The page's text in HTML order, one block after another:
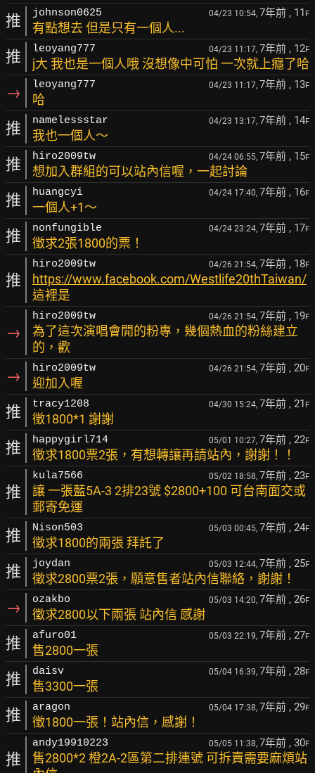
推 johnson0625 04/23 10:54, 7年前 , 11 F
有點想去 但是只有一個人...
推 leoyang777 04/23 11:17, 7年前 , 12F
j大 我也是一個人哦 沒想像中可怕 一次就上癮了哈
→ leoyang777 04/23 11:17, 7年前 , 13F
哈
推 namelessstar 04/23 13:17, 7年前 , 14F
我也一個人～
推 hiro2009tw 04/24 06:55, 7年前 , 15F
想加入群組的可以站內信喔，一起討論
推 huangcyi 04/24 17:40, 7年前 , 16F
一個人+1～
推 nonfungible 04/24 23:24, 7年前 , 17F
徵求2張1800的票！
推
hiro2009tw 04/26 21:54, 7年前 , 18F
https://www.facebook.com/Westlife20thTaiwan/
這裡是
→
hiro2009tw 04/26 21:54, 7年前 , 19F
為了這次演唱會開的粉專，幾個熱血的粉絲建立
的，歡
→ hiro2009tw 04/26 21:54, 7年前 , 20F
迎加入喔
推 tracy1208 04/30 15:24, 7年前 , 21 F
徵1800*1 謝謝
推 happygirl714 05/01 10:27, 7年前 , 22F
徵求1800票2張，有想轉讓再請站內，謝謝！！
推
kula7566 05/02 18:58, 7年前 , 23F
讓 一張藍5A-3 2排23號 $2800+100 可台南面交或
郵寄免運
推 Nison503 05/03 00:45, 7年前 , 24F
徵求1800的兩張 拜託了
推 joydan 05/03 12:44, 7年前 , 25F
徵求2800票2張，願意售者站內信聯絡，謝謝！
→ ozakbo 05/03 14:20, 7年前 , 26F
徵求2800以下兩張 站內信 感謝
推 afuro01 05/03 22:19, 7年前 , 27F
售2800一張
推 daisv 05/04 16:39, 7年前 , 28F
售3300一張
推 aragon 05/04 17:38, 7年前 , 29F
徵1800一張！站內信，感謝！
推
andy19910223 05/05 11:38, 7年前 , 30F
售2800*2 橙2A-2區第二排連號 可拆賣需要麻煩站